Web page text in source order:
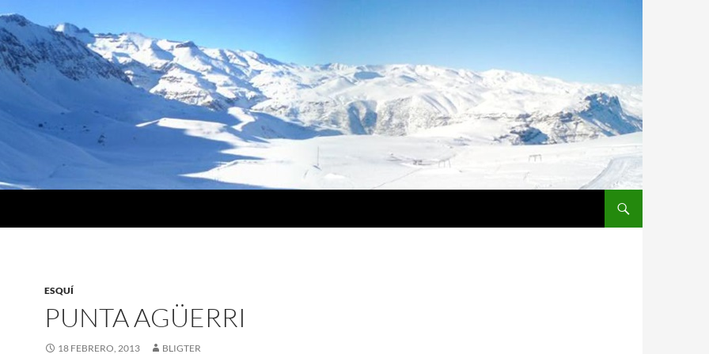
ESQUÍ
PUNTA AGÜERRI
18 FEBRERO, 2013 BLIGTER